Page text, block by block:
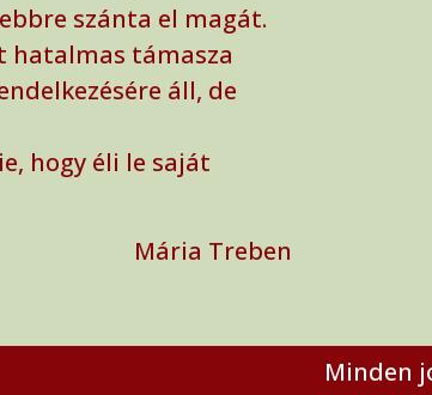
szánta el magát.
hatalmas támasza
áll, de
hogy éli le saját
Mária Treben
Minden